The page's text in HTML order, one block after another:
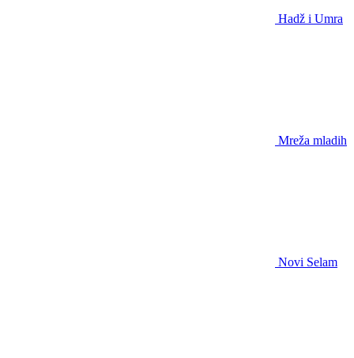
Hadž i Umra
Mreža mladih
Novi Selam